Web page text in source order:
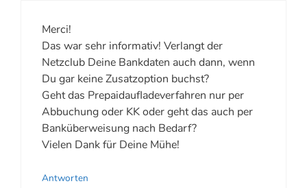
Merci!
Das war sehr informativ! Verlangt der
Netzclub Deine Bankdaten auch dann, wenn
Du gar keine Zusatzoption buchst?
Geht das Prepaidaufladeverfahren nur per
Abbuchung oder KK oder geht das auch per
Banküberweisung nach Bedarf?
Vielen Dank für Deine Mühe!
Antworten